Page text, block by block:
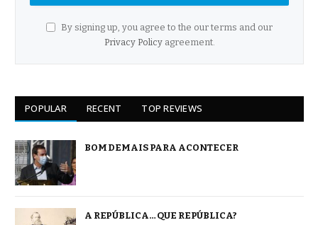
By signing up, you agree to the our terms and our
Privacy Policyagreement.
POPULAR RECENT TOP REVIEWS
BOM DEMAIS PARA ACONTECER
A REPÚBLICA… QUE REPÚBLICA?